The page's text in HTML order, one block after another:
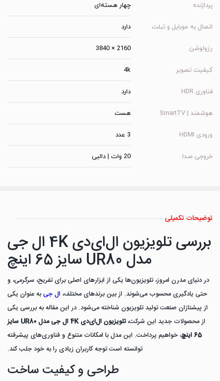
پردازنده چهار هسته‌ای
اتصال به موبایل و تبلت دارد
رزولوشن 2160 × 3840
کیفیت تصویر 4k
فناوری HDR دارد
هوشمند | SmartTV هست
ورودی HDMI 3 عدد
خروجی صدا 20 وات | دالبی
توضیحات تکمیلی
بررسی تلویزیون ال‌ای‌دی 4K ال جی
مدل UR80 سایز 65 اینچ
در دنیای مدرن امروز، تلویزیون‌ها یکی از ابزارهای اصلی برای تفریح، سرگرمی، و
حتی یادگیری محسوب می‌شوند. از بین برندهای مختلف، ال جیبه عنوان یکی
از پیشتازان صنعت تولید تلویزیون شناخته می‌شود. در این مقاله به بررسی یکی
از محصولات جدید این شرکت،
تلویزیون ال‌ای‌دی 4K ال جی مدل UR80 سایز
65 اینچ
، خواهیم پرداخت. این مدل با امکانات متنوع و فناوری‌های پیشرفته
توانسته است توجه کاربران زیادی را به خود جلب کند.
طراحی و کیفیت ساخت